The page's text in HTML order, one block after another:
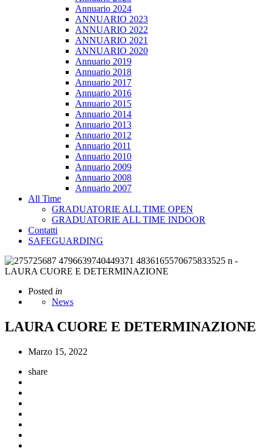
Annuario 2024
ANNUARIO 2023
ANNUARIO 2022
ANNUARIO 2021
ANNUARIO 2020
Annuario 2019
Annuario 2018
Annuario 2017
Annuario 2016
Annuario 2015
Annuario 2014
Annuario 2013
Annuario 2012
Annuario 2011
Annuario 2010
Annuario 2009
Annuario 2008
Annuario 2007
All Time
GRADUATORIE ALL TIME OPEN
GRADUATORIE ALL TIME INDOOR
Contatti
SAFEGUARDING
Posted in
News
LAURA CUORE E DETERMINAZIONE
Marzo 15, 2022
share